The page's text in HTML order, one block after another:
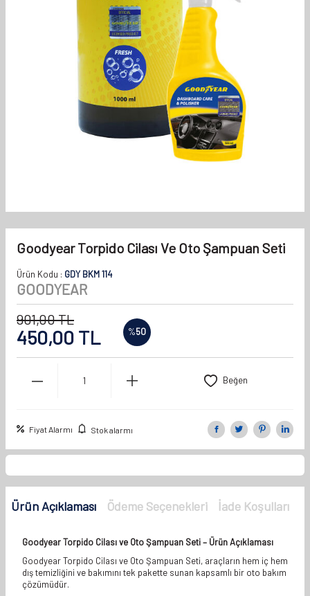
Goodyear Torpido Cilası Ve Oto Şampuan Seti
Ürün Kodu : GDY BKM 114
GOODYEAR
901,00TL
450,00 TL %50
Beğen
Fiyat Alarmı Stok alarmı
Ürün Açıklaması Ödeme Seçenekleri İade Koşulları
GoodyearTorpido Cilası ve Oto Şampuan Seti – Ürün Açıklaması
GoodyearTorpido Cilası ve Oto Şampuan Seti, araçların hem iç hem
dış temizliğini ve bakımını tek pakette sunan kapsamlı bir oto bakım
çözümüdür.